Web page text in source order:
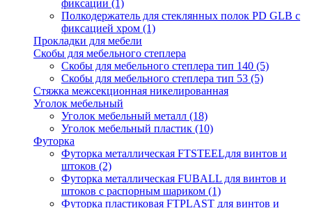
фиксации (1)
Полкодержатель для стеклянных полок PD GLВ с
фиксацией хром (1)
Прокладки для мебели
Скобы для мебельного степлера
Скобы для мебельного степлера тип 140 (5)
Скобы для мебельного степлера тип 53 (5)
Стяжка межсекционная никелированная
Уголок мебельный
Уголок мебельный металл (18)
Уголок мебельный пластик (10)
Футорка
Футорка металлическая FTSTEELдля винтов и
штоков (2)
Футорка металлическая FUBALL для винтов и
штоков с распорным шариком (1)
Футорка пластиковая FTPLAST для винтов и